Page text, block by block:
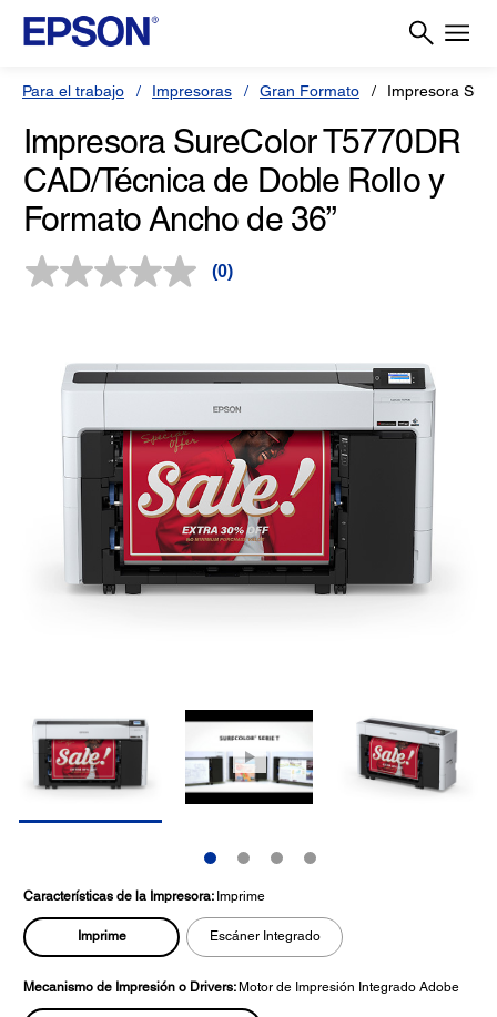
Para el trabajo Impresoras Gran Formato Impresora
Impresora SureColor T5770DR
CAD/Técnica de Doble Rollo y
Formato Ancho de 36”
Sin
misma
página.
(0)
Características de la Impresora: Imprime
Imprime Escáner Integrado
Mecanismo de Impresión o Drivers: Motor de Impresión Integrado Adobe